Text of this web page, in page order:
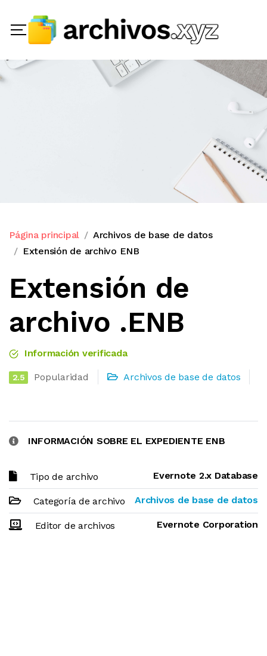
Página principal
Archivos de base de datos
Extensión de archivo ENB
Extensión de
archivo .ENB
Información verificada
2.5 Popularidad Archivos de base de datos
INFORMACIÓN SOBRE EL EXPEDIENTE ENB
Tipo de archivo Evernote 2.x Database
Categoría de archivo Archivos de base de datos
Editor de archivos Evernote Corporation